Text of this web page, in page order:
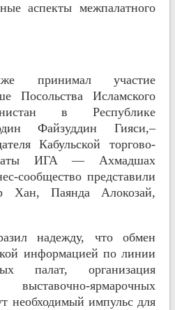
аспекты межпалатного
принимал участие
Посольства Исламского
в Республике
Файзуддин Гияси,–
Кабульской торгово-
ИГА — Ахмадшах
сообщество представили
Хан, Паянда Алокозай,
надежду, что обмен
информацией по линии
палат, организация
ярмарочных
необходимый импульс для